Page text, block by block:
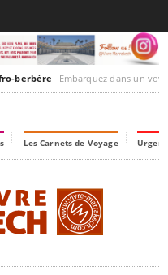
berbère Embarquez dans un voyage culturel dans le
Les Carnets de Voyage